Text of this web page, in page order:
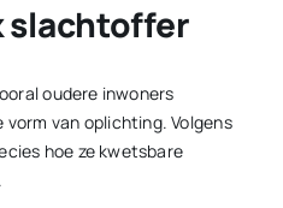
slachtoffer
oudere inwoners
van oplichting. Volgens
hoe ze kwetsbare